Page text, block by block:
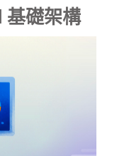
基礎架構